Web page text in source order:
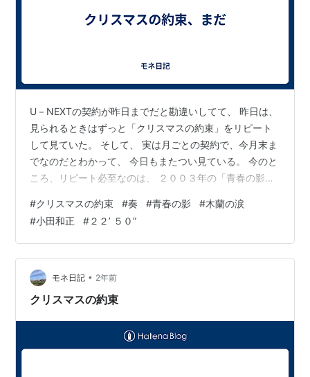
U－NEXTの契約が昨日までだと勘違いしてて、 昨日は、
見られるときはずっと「クリスマスの約束」をリピート
して見ていた。 そして、 実は月ごとの契約で、今月末ま
でなのだとわかって、 今日もまたつい見ている。 今のと
ころ、リピート必至なのは、 ２００３年の「青春の影」
「奏」。 まだすべてを見返してはいないので、 気づいて
ないお気に入りの歌が他にもいろいろあるかも。 先の４
曲は、何度でも見返したくなってしまう。 「青春の影」
「木蘭の涙」は、 小田さんとのデュエットのためにいっ
そう曲が素敵になって、 じっと聴き入ってしまう。
「奏」は、 小田…
#クリスマスの約束 #奏 #青春の影 #木蘭の涙
#小田和正 #２２’ ５０”
モネ日記 • 2年前
クリスマスの約束